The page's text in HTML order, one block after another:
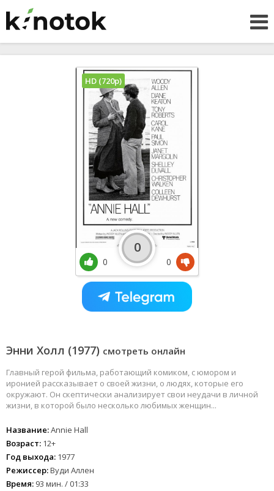
Энни Холл (1977) смотреть онлайн
Главный герой фильма, работающий комиком, с юмором и
иронией рассказывает о своей жизни, о людях, которые его
окружают. Он скептически анализирует свои неудачи в личной
жизни, в которой было несколько любимых женщин...
Название:Annie Hall
Возраст: 12+
Год выхода: 1977
Режиссер:Вуди Аллен
Время: 93 мин. / 01:33
HD (720p)
0
0
0